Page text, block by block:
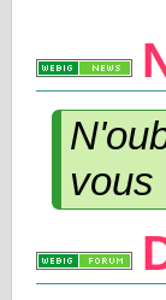
vous